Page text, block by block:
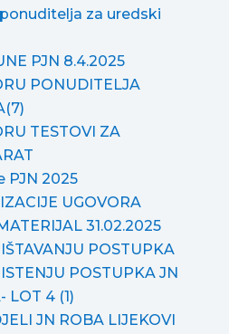
za uredski
PJN 8.4.2025
PONUDITELJA
TESTOVI ZA
PJN 2025
UGOVORA
31.02.2025
POSTUPKA
POSTUPKA JN
LOT 4 (1)
JN ROBA LIJEKOVI